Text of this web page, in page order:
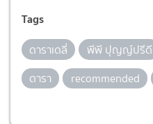
Tags
ดาราเดลี่ พีพี ปุญญ์ปรีดี
ดารา
recommended